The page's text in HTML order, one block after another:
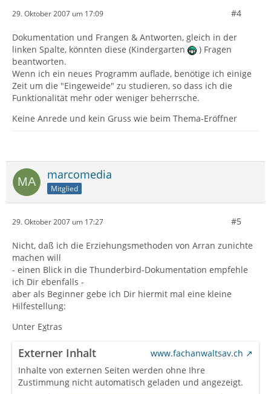
29. Oktober 2007 um 17:09 #4
Dokumentation und Frangen & Antworten, gleich in der
linken Spalte, könnten diese (Kindergarten
) Fragen
beantworten.
Wenn ich ein neues Programm auflade, benötige ich einige
Zeit um die "Eingeweide" zu studieren, so dass ich die
Funktionalität mehr oder weniger beherrsche.
Keine Anrede und kein Gruss wie beim Thema-Eröffner
marcomedia
Mitglied
29. Oktober 2007 um 17:27 #5
Nicht, daß ich die Erziehungsmethoden von Arran zunichte
machen will
- einen Blick in die Thunderbird-Dokumentation empfehle
ich Dir ebenfalls -
aber als Beginner gebe ich Dir hiermit mal eine kleine
Hilfestellung:
Unter Extras
Externer Inhalt
www.fachanwaltsav.ch
Inhalte von externen Seiten werden ohne Ihre
Zustimmung nicht automatisch geladen und angezeigt.